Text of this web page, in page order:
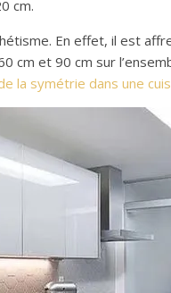
cm.
En effet, il est
et 90 cm sur
la symétrie dans une